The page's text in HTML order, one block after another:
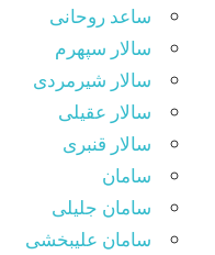
ساعد روحانی
سالار سپهرم
سالار شیرمردی
سالار عقیلی
سالار قنبری
سامان
سامان جلیلی
سامان علیبخشی